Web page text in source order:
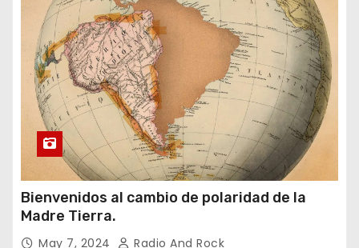
Bienvenidos al cambio de polaridad de la
Madre Tierra.
May 7, 2024 Radio And Rock